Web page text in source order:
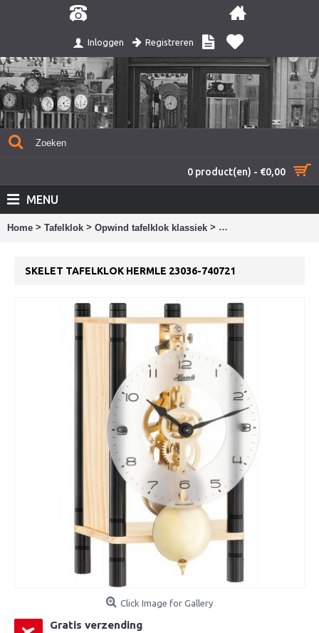
Inloggen Registreren
0 product(en) - €0,00
MENU
Home > Tafelklok > Opwind tafelklok klassiek > Skelet tafelklok
SKELET TAFELKLOK HERMLE 23036-740721
Click Image for Gallery
Gratis verzending